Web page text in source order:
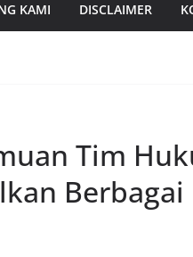
KAMI DISCLAIMER
Tim
Berbagai